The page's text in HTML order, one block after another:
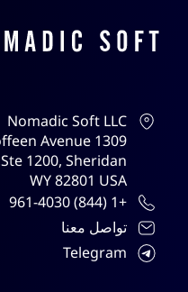
Contacts
Nomadic Soft LLC
1309 Coffeen Avenue,
Ste 1200, Sheridan,
WY 82801 USA
+1 (844) 961-4030
تواصل معنا
Telegram